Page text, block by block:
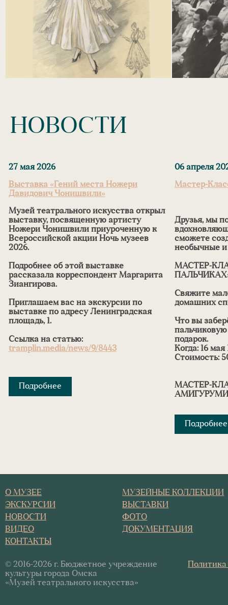
НОВОСТИ
27 мая 2026
Выставка «Гений места Ножери
Давидович Чонишвили»
Музей театрального искусства открыл
выставку, посвященную артисту
Ножери Чонишвили приуроченную к
Всероссийской акции Ночь музеев
2026.
Подробнее об этой выставке
рассказала корреспондент Маргарита
Зиангирова.
Приглашаем вас на экскурсии по
выставке по адресу Ленинградская
площадь, 1.
Ссылка на статью:
tramplin.media/news/9/8443
Подробнее
06 апреля
Мастер-
Друзья, мы
сможете
необычные
МАСТЕР-
Свяжите
домашних
Что вы
подарок.
Когда: 16 мая
Стоимость:
МАСТЕР-
Подробнее
О МУЗЕЕ
МУЗЕЙНЫЕ КОЛЛЕКЦИИ
ЭКСКУРСИИ
ВЫСТАВКИ
НОВОСТИ
ФОТО
ВИДЕО
ДОКУМЕНТАЦИЯ
КОНТАКТЫ
© 2016-2026 г. Бюджетное учреждение
культуры города Омска
«Музей театрального искусства»